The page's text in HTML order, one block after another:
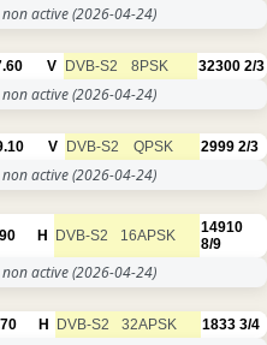
non active(2026-04-24)
V DVB-S2 8PSK 32300 2/3
non active(2026-04-24)
V DVB-S2 QPSK 2999 2/3
non active(2026-04-24)
H DVB-S2 16APSK
14910
8/9
non active(2026-04-24)
H DVB-S2 32APSK 1833 3/4